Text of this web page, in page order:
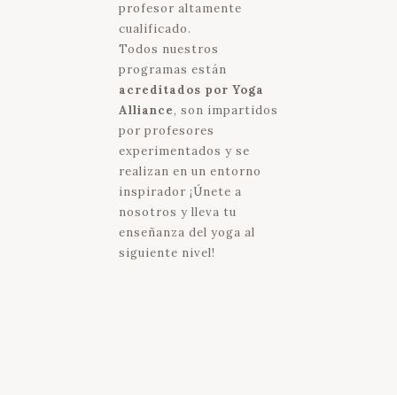
profesor altamente
cualificado.
Todos nuestros
programas están
acreditados por Yoga
Alliance, son impartidos
por profesores
experimentados y se
realizan en un entorno
inspirador ¡Únete a
nosotros y lleva tu
enseñanza del yoga al
siguiente nivel!